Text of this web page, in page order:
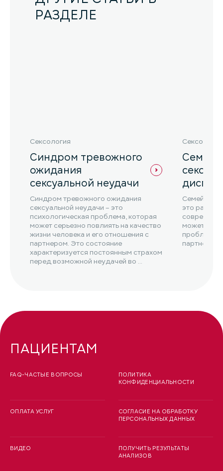
РАЗДЕЛЕ
Сексология
Синдром тревожного
ожидания
сексуальной неудачи
Синдром тревожного ожидания
сексуальной неудачи – это
психологическая проблема, которая
может серьезно повлиять на качество
жизни человека и его отношения с
партнером. Это состояние
характеризуется постоянным страхом
перед возможной неудачей во ...
Сексология
Семейно-
это
может
ПАЦИЕНТАМ
FAQ-ЧАСТЫЕ ВОПРОСЫ
ОПЛАТА УСЛУГ
ВИДЕО
ПОЛИТИКА
КОНФИДЕНЦИАЛЬНОСТИ
СОГЛАСИЕ НА ОБРАБОТКУ
ПЕРСОНАЛЬНЫХ ДАННЫХ
ПОЛУЧИТЬ РЕЗУЛЬТАТЫ
АНАЛИЗОВ